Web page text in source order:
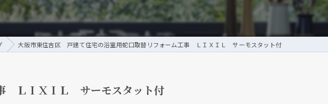
交換
大阪市東住吉区 戸建て住宅の浴室用蛇口取替リフォーム工事 ＬＩＸＩＬ サーモスタット付
ＬＩＸＩＬ サーモスタット付